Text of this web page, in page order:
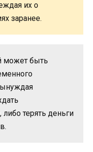
их о
заранее.
может быть
терять деньги